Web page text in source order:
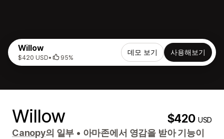
Willow
$420 USD• 95%
데모 보기 사용해보기
Willow $420USD
Canopy의 일부 • 아마존에서 영감을 받아 기능이